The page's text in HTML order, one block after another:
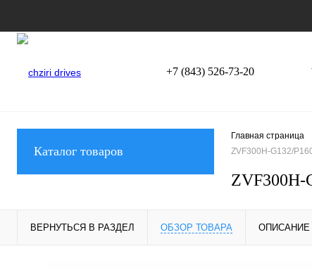
+7 (843) 526-73-20
Каталог товаров
Главная страница
ZVF300H-G132/
ZVF300H-
ВЕРНУТЬСЯ В РАЗДЕЛ ОБЗОР ТОВАРА ОПИСАНИЕ